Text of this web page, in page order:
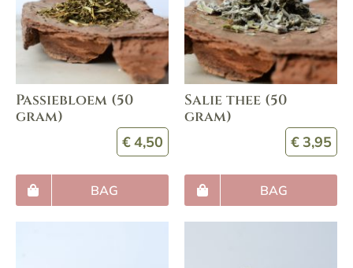
Passiebloem (50
gram)
€4,50
BAG
Salie thee (50
gram)
€3,95
BAG